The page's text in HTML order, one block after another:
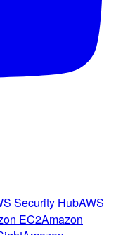
Security HubAWS
EC2Amazon